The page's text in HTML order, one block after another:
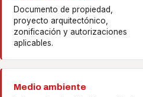
Documento de propiedad,
proyecto arquitectónico,
zonificación y autorizaciones
aplicables.
Medio ambiente